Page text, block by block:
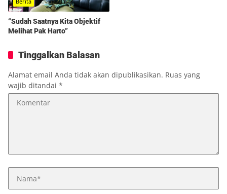
“Sudah Saatnya Kita Objektif
Melihat Pak Harto”
Tinggalkan Balasan
Alamat email Anda tidak akan dipublikasikan. Ruas yang
wajib ditandai *